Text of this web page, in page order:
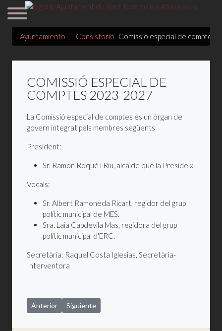
Ayuntamiento Consistorio Comissió especial de comptes
COMISSIÓ ESPECIAL DE
COMPTES 2023-2027
La Comissió especial de comptes és un òrgan de
govern integrat pels membres següents
President:
Sr. Ramon Roqué i Riu, alcalde que la Presideix.
Vocals:
Sr. Albert Ramoneda Ricart, regidor del grup
polític municipal de MES.
Sra. Laia Capdevila Mas, regidora del grup
polític municipal d'ERC.
Secretària: Raquel Costa Iglesias, Secretària-
Interventora
Artículo anterior: Comissió informativa prèvia al ple 2023-
Anterior Artículo siguiente: REGISTRE MUNICIPAL
Siguiente